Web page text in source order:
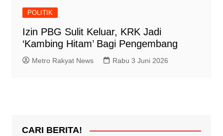
POLITIK
Izin PBG Sulit Keluar, KRK Jadi
‘Kambing Hitam’ Bagi Pengembang
Metro Rakyat News Rabu 3 Juni 2026
CARI BERITA!